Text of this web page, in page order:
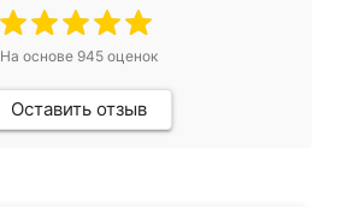
На основе 945оценок
Оставить отзыв